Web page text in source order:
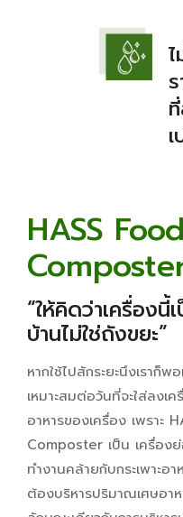
HASS
“ให้คิดว่าเครื่องนี้
บ้านไม่ใช่ถังขยะ”
หากใช้ไปสักระยะนึงเราก็
เหมาะสมต่อวันที่จะใส่ลงเ
อาหารของเครื่อง เพราะ
Composter เป็น เครื่อง
ทำงานคล้ายกับกระเพาะอา
ต้องบริหารปริมาณเศษอาห